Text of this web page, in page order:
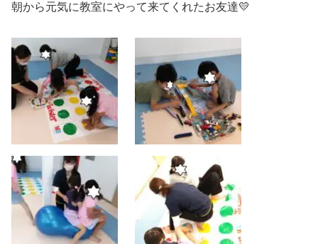
朝から元気に教室にやって来てくれたお友達💛